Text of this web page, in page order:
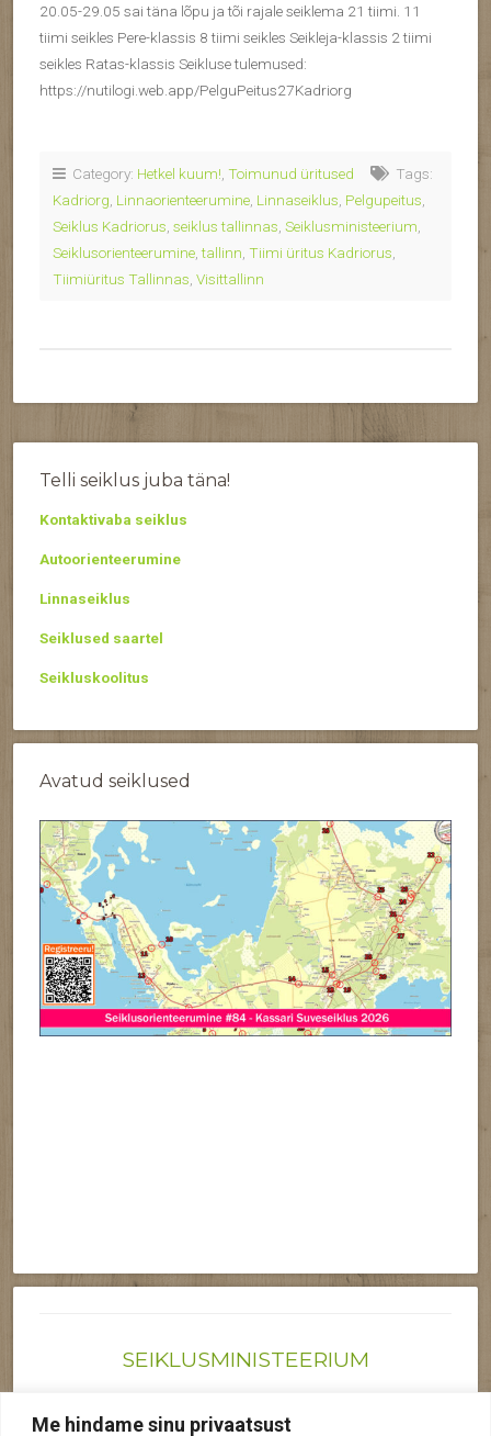
Me hindame sinu privaatsust
20.05-29.05 sai täna lõpu ja tõi rajale seiklema 21 tiimi. 11
tiimi seikles Pere-klassis 8 tiimi seikles Seikleja-klassis 2 tiimi
seikles Ratas-klassis Seikluse tulemused:
https://nutilogi.web.app/PelguPeitus27Kadriorg
Category: Hetkel kuum! Toimunud üritused
Tags:
Kadriorg Linnaorienteerumine Linnaseiklus Pelgupeitus
Seiklus Kadriorus seiklus tallinnas Seiklusministeerium
Seiklusorienteerumine ,tallinn Tiimi üritus Kadriorus
Tiimiüritus Tallinnas Visittallinn
Telli seiklus juba täna!
Kontaktivaba seiklus
Autoorienteerumine
Linnaseiklus
Seiklused saartel
Seikluskoolitus
Avatud seiklused
SEIKLUSMINISTEERIUM